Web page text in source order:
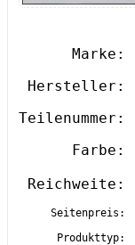
Marke:
Hersteller:
Teilenummer:
Farbe:
Reichweite:
Seitenpreis:
Produkttyp: